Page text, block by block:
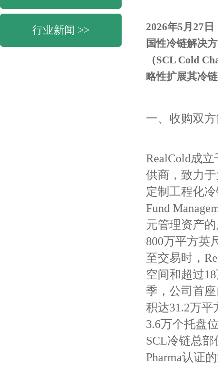
行业新闻 >>
2026年5月27
国性冷链解决
（SCL Cold
略性扩展其冷
一、收购双
RealCold成
供商，致力
定制工程化
Fund
元管理资产
800万平方英
至交易时，
空间和超过
季，公司首
积达31.2万平
3.6万个托盘
SCL冷链总
Pharma认证